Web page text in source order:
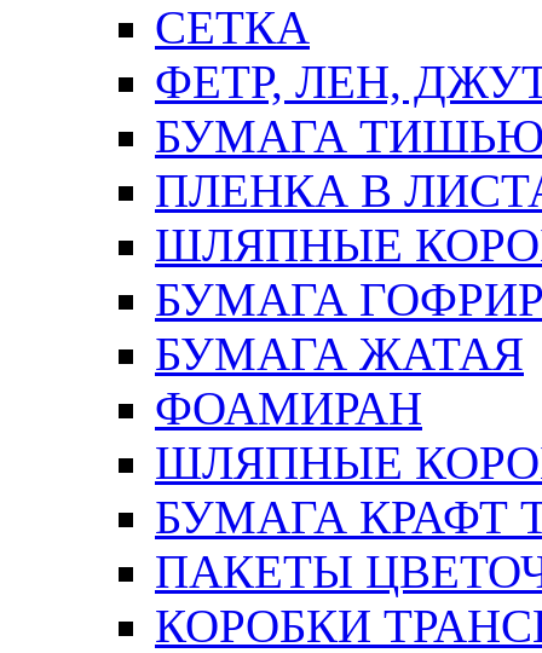
СЕТКА
ФЕТР, ЛЕН,
БУМАГА
ПЛЕНКА В
ШЛЯПНЫЕ
БУМАГА
БУМАГА ЖАТАЯ
ФОАМИРАН
ШЛЯПНЫЕ
БУМАГА КРАФТ
ПАКЕТЫ
КОРОБКИ